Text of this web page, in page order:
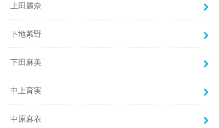
上田麗奈
下地紫野
下田麻美
中上育実
中原麻衣